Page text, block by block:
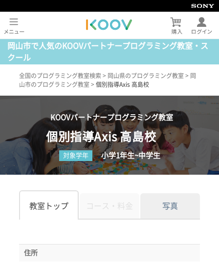
岡山市で人気のKOOVパートナープログラミング教室・ス
クール
全国のプログラミング教室検索 > 岡山県のプログラミング教室 > 岡
山市のプログラミング教室 > 個別指導Axis 高島校
KOOVパートナープログラミング教室
個別指導Axis 高島校
対象学年 小学1年生~中学生
教室トップ コース・料金 写真
住所